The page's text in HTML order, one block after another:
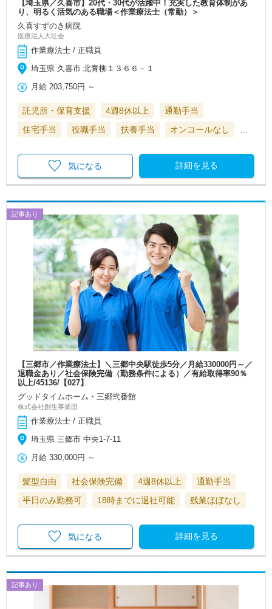
【埼玉県／久喜市】20代・30代が活躍中！充実した教育体制があ
り、明るく活気のある職場＜作業療法士（常勤）＞
久喜すずのき病院
医療法人大壮会
作業療法士 / 正職員
埼玉県 久喜市 北青柳１３６６－１
月給 203,750円 ～
託児所・保育支援 4週8休以上
通勤手当
住宅手当
役職手当 扶養手当 オンコールなし
詳細を見る
気になる
記事あり
【三郷市／作業療法士】＼三郷中央駅徒歩5分／月給330000円～／
退職金あり／社会保険完備（勤務条件による）／有給取得率90％
以上/45136/【027】
グッドタイムホーム・三郷弐番館
株式会社創生事業団
作業療法士 / 正職員
埼玉県 三郷市 中央1-7-11
月給 330,000円 ～
髪型自由 社会保険完備 4週8休以上
通勤手当
平日のみ勤務可
18時までに退社可能 残業ほぼなし
詳細を見る
気になる
記事あり